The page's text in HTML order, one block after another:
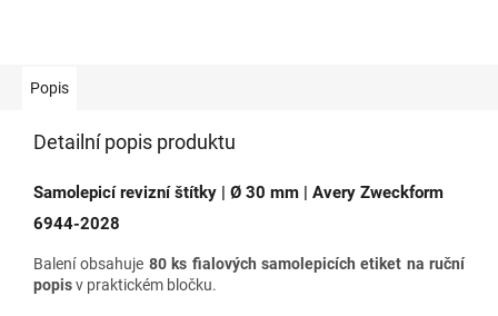
Popis
Detailní popis produktu
Samolepicí revizní štítky | Ø 30 mm | Avery Zweckform
6944-2028
Balení obsahuje 80 ks fialových samolepicích etiket na ruční
popisv praktickém bločku.